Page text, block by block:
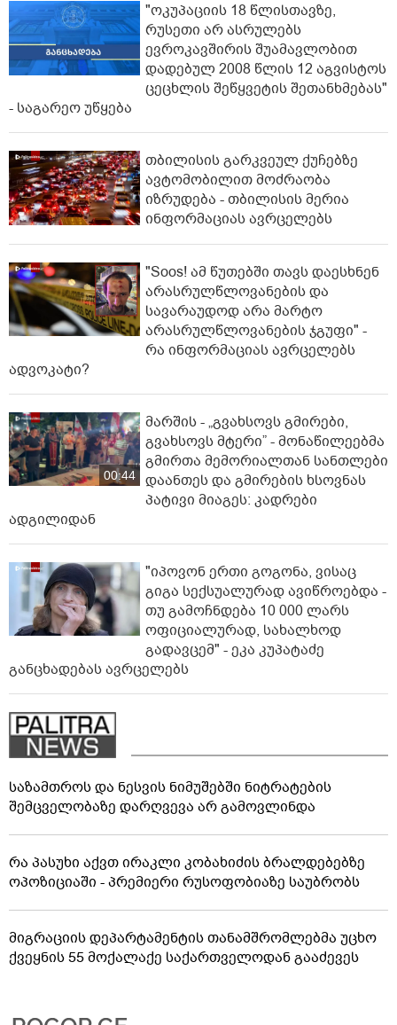
"ოკუპაციის 18 წლისთავზე,
რუსეთი არ ასრულებს
ევროკავშირის შუამავლობით
დადებულ 2008 წლის 12 აგვისტოს
ცეცხლის შეწყვეტის შეთანხმებას"
- საგარეო უწყება
თბილისის გარკვეულ ქუჩებზე
ავტომობილით მოძრაობა
იზრუდება - თბილისის მერია
ინფორმაციას ავრცელებს
"Soos! ამ წუთებში თავს დაესხნენ
არასრულწლოვანების და
სავარაუდოდ არა მარტო
არასრულწლოვანების ჯგუფი" -
რა ინფორმაციას ავრცელებს
ადვოკატი?
00:44
მარშის - „გვახსოვს გმირები,
გვახსოვს მტერი” - მონაწილეებმა
გმირთა მემორიალთან სანთლები
დაანთეს და გმირების ხსოვნას
პატივი მიაგეს: კადრები
ადგილიდან
"იპოვონ ერთი გოგონა, ვისაც
გიგა სექსუალურად ავიწროებდა -
თუ გამოჩნდება 10 000 ლარს
ოფიციალურად, სახალხოდ
გადავცემ" - ეკა კუპატაძე
განცხადებას ავრცელებს
საზამთროს და ნესვის ნიმუშებში ნიტრატების
შემცველობაზე დარღვევა არ გამოვლინდა
რა პასუხი აქვთ ირაკლი კობახიძის ბრალდებებზე
ოპოზიციაში - პრემიერი რუსოფობიაზე საუბრობს
მიგრაციის დეპარტამენტის თანამშრომლებმა უცხო
ქვეყნის 55 მოქალაქე საქართველოდან გააძევეს